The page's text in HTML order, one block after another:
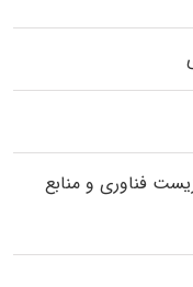
فناوری و منابع